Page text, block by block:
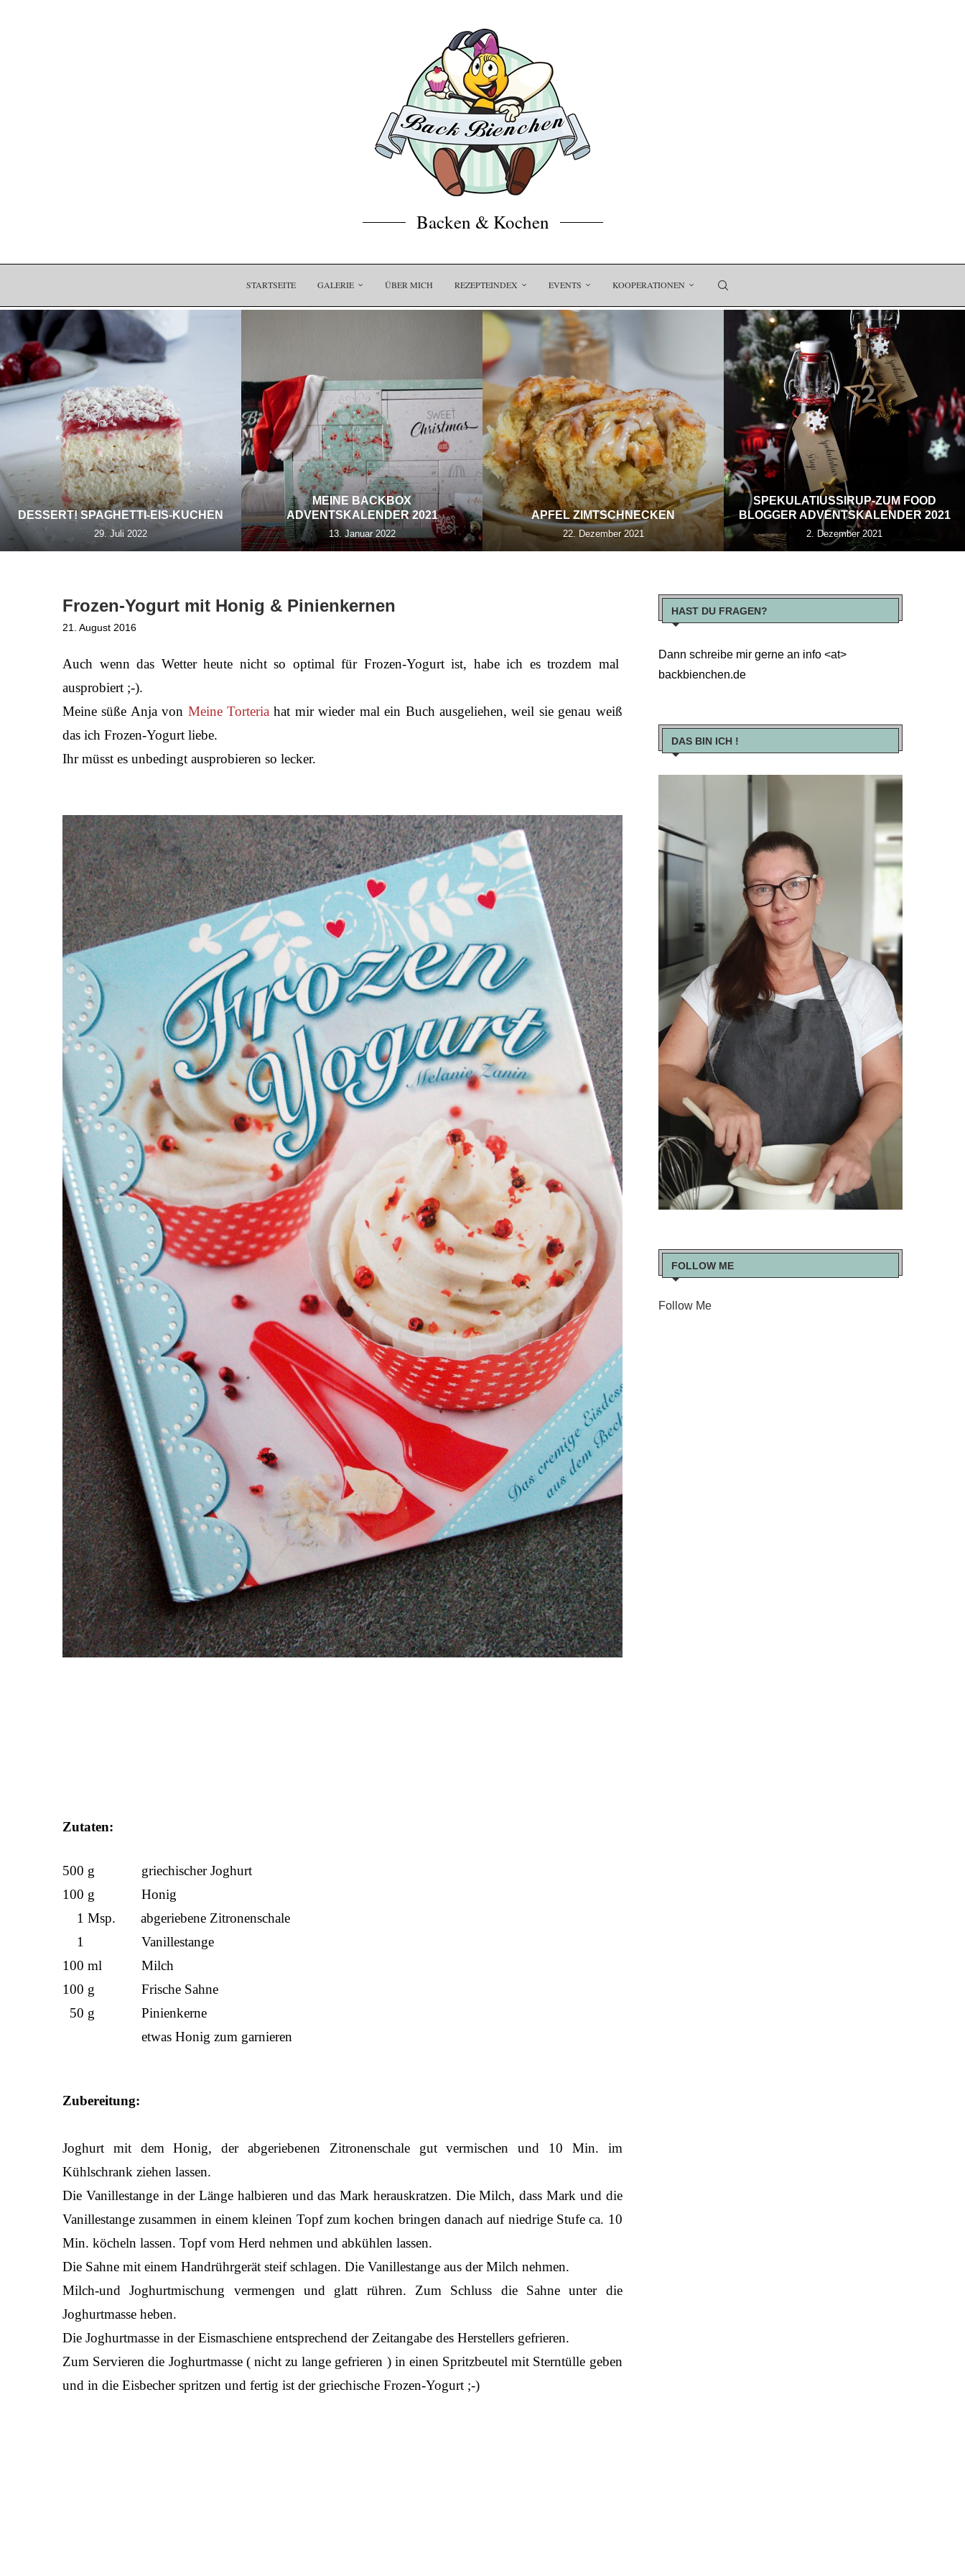
Backen & Kochen
STARTSEITE GALERIE ÜBER MICH REZEPTEINDEX EVENTS KOOPERATIONEN
DESSERT! SPAGHETTI-EIS-KUCHEN
29. Juli 2022
MEINE BACKBOX
ADVENTSKALENDER 2021
13. Januar 2022
APFEL ZIMTSCHNECKEN
22. Dezember 2021
SPEKULATIUSSIRUP-ZUM FOOD
BLOGGER ADVENTSKALENDER 2021
2. Dezember 2021
Frozen-Yogurt mit Honig & Pinienkernen
21. August 2016
Auch wenn das Wetter heute nicht so optimal für Frozen-Yogurt ist, habe ich es trozdem mal
ausprobiert ;-).
Meine süße Anja von Meine Torteria hat mir wieder mal ein Buch ausgeliehen, weil sie genau weiß
das ich Frozen-Yogurt liebe.
Ihr müsst es unbedingt ausprobieren so lecker.
Zutaten:
500 g griechischer Joghurt
100 g Honig
1 Msp. abgeriebene Zitronenschale
1 Vanillestange
100 ml Milch
100 g Frische Sahne
50 g Pinienkerne
etwas Honig zum garnieren
Zubereitung:
Joghurt mit dem Honig, der abgeriebenen Zitronenschale gut vermischen und 10 Min. im
Kühlschrank ziehen lassen.
Die Vanillestange in der Länge halbieren und das Mark herauskratzen. Die Milch, dass Mark und die
Vanillestange zusammen in einem kleinen Topf zum kochen bringen danach auf niedrige Stufe ca. 10
Min. köcheln lassen. Topf vom Herd nehmen und abkühlen lassen.
Die Sahne mit einem Handrührgerät steif schlagen. Die Vanillestange aus der Milch nehmen.
Milch-und Joghurtmischung vermengen und glatt rühren. Zum Schluss die Sahne unter die
Joghurtmasse heben.
Die Joghurtmasse in der Eismaschiene entsprechend der Zeitangabe des Herstellers gefrieren.
Zum Servieren die Joghurtmasse ( nicht zu lange gefrieren ) in einen Spritzbeutel mit Sterntülle geben
und in die Eisbecher spritzen und fertig ist der griechische Frozen-Yogurt ;-)
HAST DU FRAGEN?
Dann schreibe mir gerne an info <at>
backbienchen.de
DAS BIN ICH !
FOLLOW ME
Follow Me